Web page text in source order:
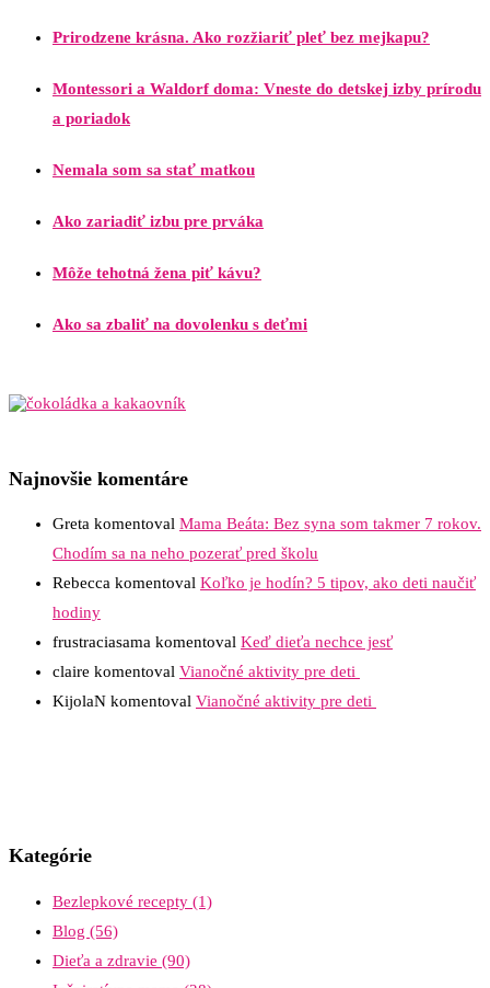
Prirodzene krásna. Ako rozžiariť pleť bez mejkapu?
Montessori a Waldorf doma: Vneste do detskej izby prírodu
a poriadok
Nemala som sa stať matkou
Ako zariadiť izbu pre prváka
Môže tehotná žena piť kávu?
Ako sa zbaliť na dovolenku s deťmi
Najnovšie komentáre
Greta komentoval Mama Beáta: Bez syna som takmer 7 rokov.
Chodím sa na neho pozerať pred školu
Rebecca komentoval Koľko je hodín? 5 tipov, ako deti naučiť
hodiny
frustraciasama komentoval Keď dieťa nechce jesť
claire komentoval Vianočné aktivity pre deti
KijolaN komentoval Vianočné aktivity pre deti
Kategórie
Bezlepkové recepty (1)
Blog (56)
Dieťa a zdravie (90)